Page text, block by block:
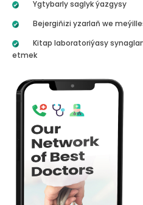
Ygtybarly saglyk ýazgysy
Bejergiňizi yzarlaň we
Kitap laboratoriýasy
etmek